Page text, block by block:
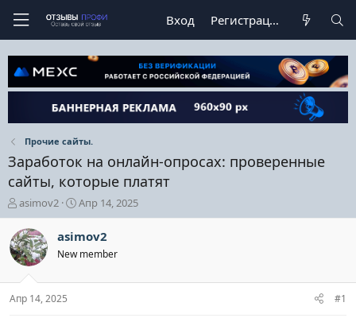
Вход Регистрация
Прочие сайты.
Заработок на онлайн-опросах: проверенные
сайты, которые платят
А
в
т
о
р
е
м
asimov2
Д
а
а
н
ч
Апр 14, 2025
asimov2
New member
Апр 14, 2025 #1